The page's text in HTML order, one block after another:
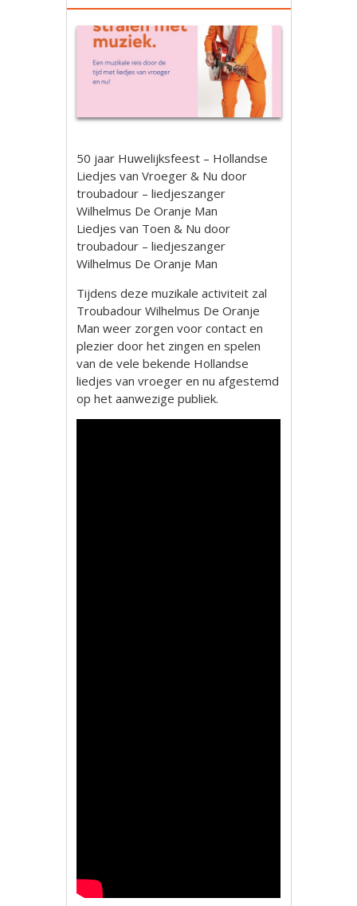
50 jaar Huwelijksfeest – Hollandse
Liedjes van Vroeger & Nu door
troubadour – liedjeszanger
Wilhelmus De Oranje Man
Liedjes van Toen & Nu door
troubadour – liedjeszanger
Wilhelmus De Oranje Man
Tijdens deze muzikale activiteit zal
Troubadour Wilhelmus De Oranje
Man weer zorgen voor contact en
plezier door het zingen en spelen
van de vele bekende Hollandse
liedjes van vroeger en nu afgestemd
op het aanwezige publiek.